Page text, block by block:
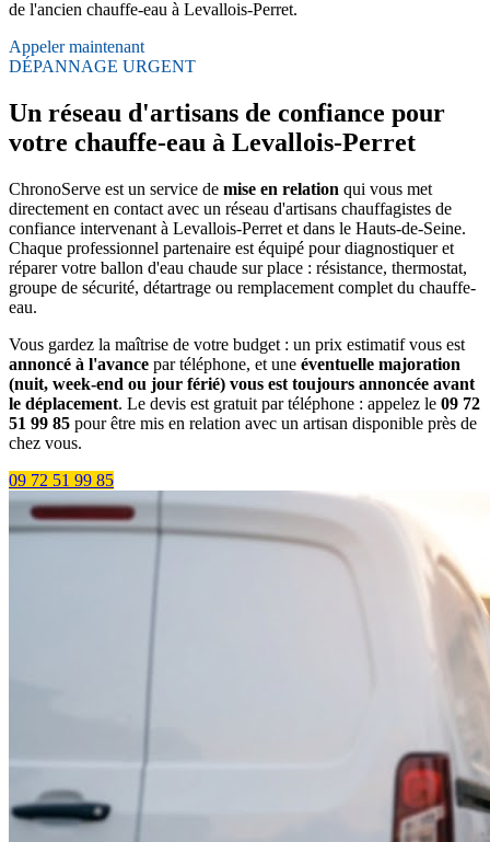
de l'ancien chauffe-eau à Levallois-Perret.
Appeler maintenant
DÉPANNAGE URGENT
Un réseau d'artisans de confiance pour
votre chauffe-eau à Levallois-Perret
ChronoServe est un service de mise en relation qui vous met
directement en contact avec un réseau d'artisans chauffagistes de
confiance intervenant à Levallois-Perret et dans le Hauts-de-Seine.
Chaque professionnel partenaire est équipé pour diagnostiquer et
réparer votre ballon d'eau chaude sur place : résistance, thermostat,
groupe de sécurité, détartrage ou remplacement complet du chauffe-
eau.
Vous gardez la maîtrise de votre budget : un prix estimatif vous est
annoncé à l'avance par téléphone, et une éventuelle majoration
(nuit, week-end ou jour férié) vous est toujours annoncée avant
le déplacement. Le devis est gratuit par téléphone : appelez le 09 72
51 99 85 pour être mis en relation avec un artisan disponible près de
chez vous.
09 72 51 99 85